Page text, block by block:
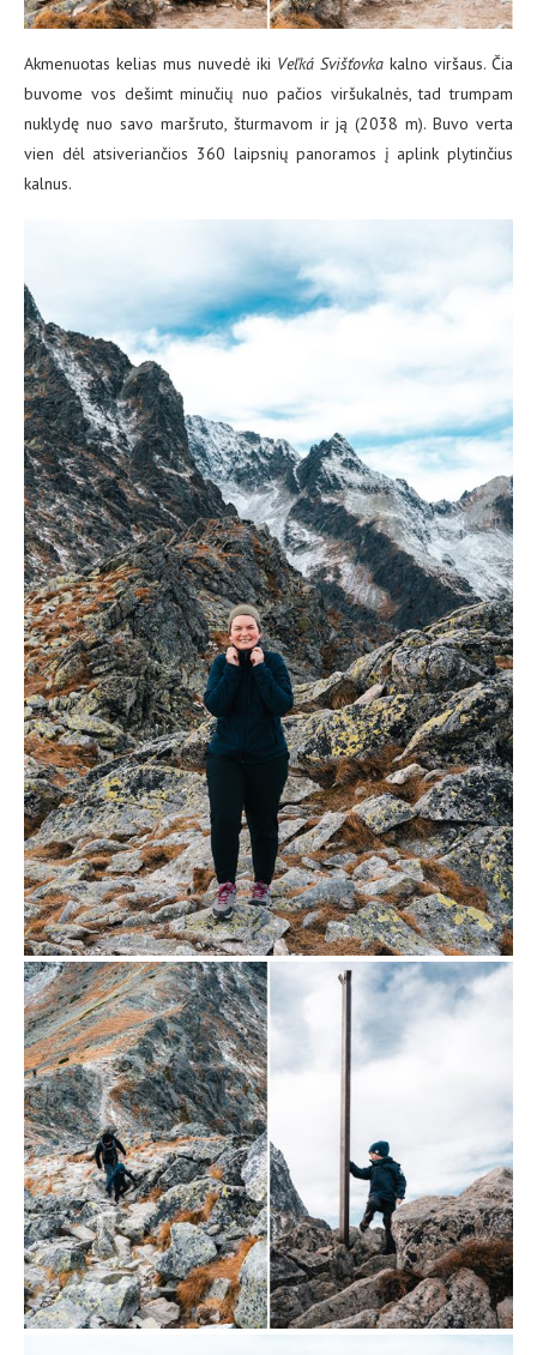
Akmenuotas kelias mus nuvedė iki Veľká Svišťovka kalno viršaus. Čia
buvome vos dešimt minučių nuo pačios viršukalnės, tad trumpam
nuklydę nuo savo maršruto, šturmavom ir ją (2038 m). Buvo verta
vien dėl atsiveriančios 360 laipsnių panoramos į aplink plytinčius
kalnus.